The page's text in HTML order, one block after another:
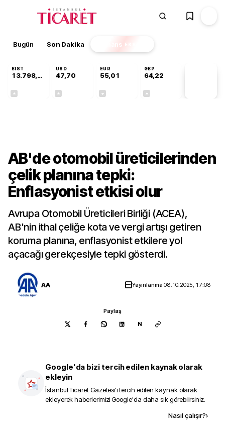
Bugün Son Dakika Finans EKSTRA
BIST
13.798,82
USD
47,70
EUR
55,01
GBP
64,22
AB'de otomobil üreticilerinden
çelik planına tepki:
Enflasyonist etkisi olur
Avrupa Otomobil Üreticileri Birliği (ACEA),
AB'nin ithal çeliğe kota ve vergi artışı getiren
koruma planına, enflasyonist etkilere yol
açacağı gerekçesiyle tepki gösterdi.
AA Yayınlanma08.10.2025, 17:08
Paylaş
N
Google'da bizi tercih edilen kaynak olarak
ekleyin
İstanbul Ticaret Gazetesi'i tercih edilen kaynak olarak
ekleyerek haberlerimizi Google'da daha sık görebilirsiniz.
Nasıl çalışır?›